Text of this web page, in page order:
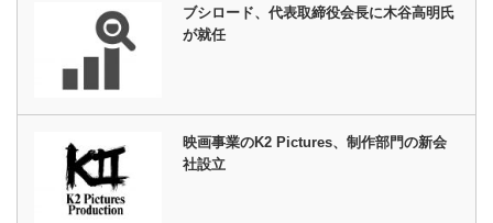
ブシロード、代表取締役会長に木谷高明氏
が就任
映画事業のK2 Pictures、制作部門の新会
社設立